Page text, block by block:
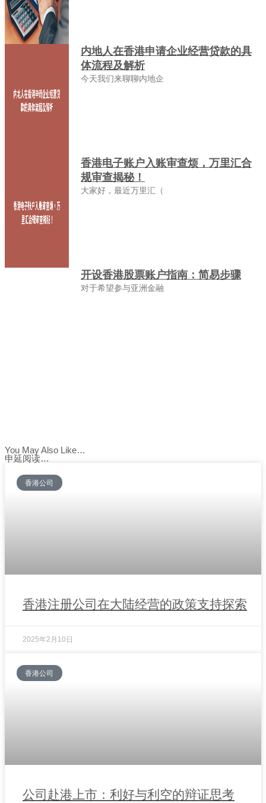
内地人在香港申请企业经营贷款的具
体流程及解析
今天我们来聊聊内地企
香港电子账户入账审查烦，万里汇合
规审查揭秘！
大家好，最近万里汇（
开设香港股票账户指南：简易步骤
对于希望参与亚洲金融
You May Also Like…
申延阅读…
香港公司
香港注册公司在大陆经营的政策支持探索
2025年2月10日
香港公司
公司赴港上市：利好与利空的辩证思考